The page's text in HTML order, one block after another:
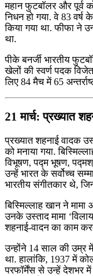
महान फुटबॉलर और पूर्व
निधन हो गया. वे 83
किया गया था. फीफा ने
था.
पीके बनर्जी भारतीय
खेलों की स्वर्ण पदक
लिए 84 मैच में 65
21 मार्च: प्रख्यात
प्रख्यात शहनाई वादक
को मनाया गया.
विभूषण, पद्म भूषण,
उन्हें भारत के सर्वोच्च
भारतीय संगीतकार थे,
बिस्मिल्लाह खान ने मामा
उनके उस्ताद मामा
शहनाई-वादन का काम
उन्होंने 14 साल की उम्र
था. हालांकि, 1937 में
परफॉर्मेंस से उन्हें देशभर में